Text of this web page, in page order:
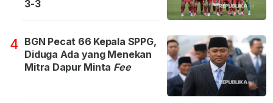
3-3
4 BGN Pecat 66 Kepala SPPG,
Diduga Ada yang Menekan
Mitra Dapur Minta Fee